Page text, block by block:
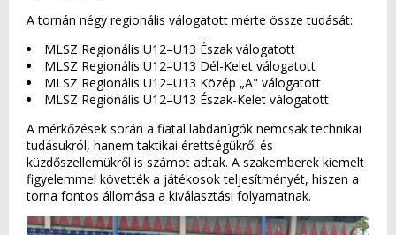
A tornán négy regionális válogatott mérte össze tudását:
MLSZ Regionális U12–U13 Észak válogatott
MLSZ Regionális U12–U13 Dél-Kelet válogatott
MLSZ Regionális U12–U13 Közép „A" válogatott
MLSZ Regionális U12–U13 Észak-Kelet válogatott
A mérkőzések során a fiatal labdarúgók nemcsak technikai
tudásukról, hanem taktikai érettségükről és
küzdőszellemükről is számot adtak. A szakemberek kiemelt
figyelemmel követték a játékosok teljesítményét, hiszen a
torna fontos állomása a kiválasztási folyamatnak.